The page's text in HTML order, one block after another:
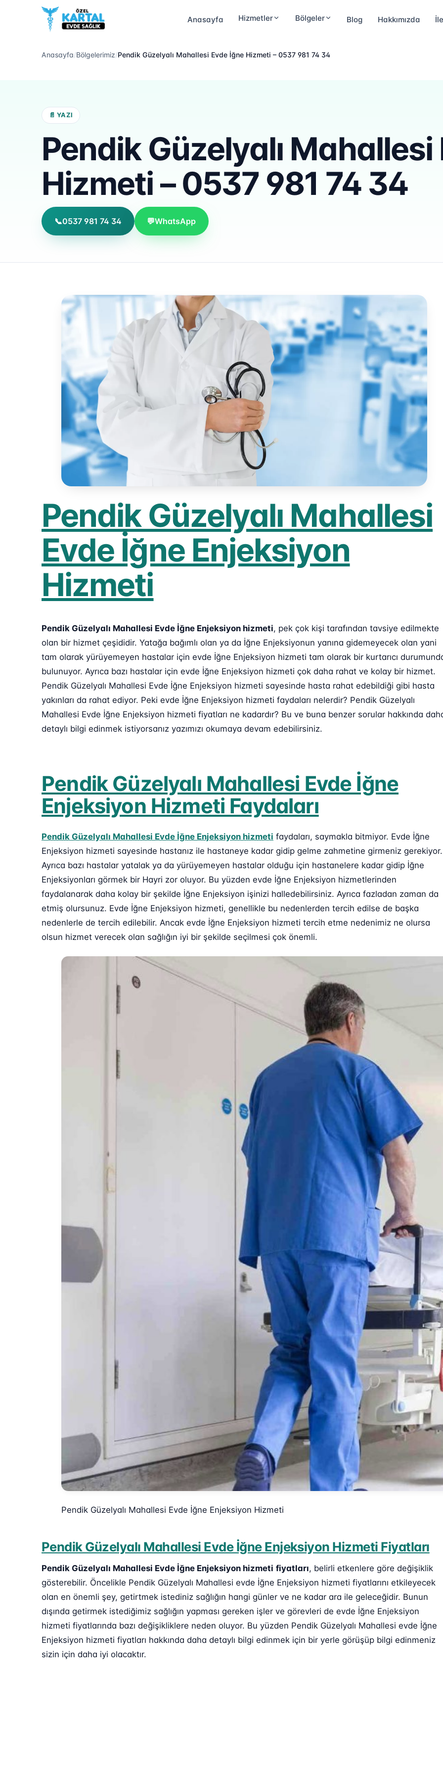
Anasayfa Hizmetler Bölgeler Blog Hakkımızda
Anasayfa/Bölgelerimiz/Pendik Güzelyalı Mahallesi Evde İğne Hizmeti – 0537 981 74 34
📄 YAZI
Pendik Güzelyalı Mahallesi
Hizmeti – 0537 981 74 34
📞0537 981 74 34 💬WhatsApp
Pendik Güzelyalı Mahallesi
Evde İğne Enjeksiyon
Hizmeti
Pendik Güzelyalı Mahallesi Evde İğne Enjeksiyon hizmeti, pek çok kişi tarafından tavsiye edilmekte
olan bir hizmet çeşididir. Yatağa bağımlı olan ya da İğne Enjeksiyonun yanına gidemeyecek olan yani
tam olarak yürüyemeyen hastalar için evde İğne Enjeksiyon hizmeti tam olarak bir kurtarıcı
bulunuyor. Ayrıca bazı hastalar için evde İğne Enjeksiyon hizmeti çok daha rahat ve kolay bir hizmet.
Pendik Güzelyalı Mahallesi Evde İğne Enjeksiyon hizmeti sayesinde hasta rahat edebildiği gibi hasta
yakınları da rahat ediyor. Peki evde İğne Enjeksiyon hizmeti faydaları nelerdir? Pendik Güzelyalı
Mahallesi Evde İğne Enjeksiyon hizmeti fiyatları ne kadardır? Bu ve buna benzer sorular hakkında
detaylı bilgi edinmek istiyorsanız yazımızı okumaya devam edebilirsiniz.
Pendik Güzelyalı Mahallesi Evde İğne
Enjeksiyon Hizmeti Faydaları
Pendik Güzelyalı Mahallesi Evde İğne Enjeksiyon hizmeti faydaları, saymakla bitmiyor. Evde İğne
Enjeksiyon hizmeti sayesinde hastanız ile hastaneye kadar gidip gelme zahmetine girmeniz gerekiyor.
Ayrıca bazı hastalar yatalak ya da yürüyemeyen hastalar olduğu için hastanelere kadar gidip İğne
Enjeksiyonları görmek bir Hayri zor oluyor. Bu yüzden evde İğne Enjeksiyon hizmetlerinden
faydalanarak daha kolay bir şekilde İğne Enjeksiyon işinizi halledebilirsiniz. Ayrıca fazladan zaman da
etmiş olursunuz. Evde İğne Enjeksiyon hizmeti, genellikle bu nedenlerden tercih edilse de başka
nedenlerle de tercih edilebilir. Ancak evde İğne Enjeksiyon hizmeti tercih etme nedenimiz ne olursa
olsun hizmet verecek olan sağlığın iyi bir şekilde seçilmesi çok önemli.
Pendik Güzelyalı Mahallesi Evde İğne Enjeksiyon Hizmeti
Pendik Güzelyalı Mahallesi Evde İğne Enjeksiyon Hizmeti Fiyatları
Pendik Güzelyalı Mahallesi Evde İğne Enjeksiyon hizmeti fiyatları, belirli etkenlere göre değişiklik
gösterebilir. Öncelikle Pendik Güzelyalı Mahallesi evde İğne Enjeksiyon hizmeti fiyatlarını etkileyecek
olan en önemli şey, getirtmek istediniz sağlığın hangi günler ve ne kadar ara ile geleceğidir. Bunun
dışında getirmek istediğimiz sağlığın yapması gereken işler ve görevleri de evde İğne Enjeksiyon
hizmeti fiyatlarında bazı değişikliklere neden oluyor. Bu yüzden Pendik Güzelyalı Mahallesi evde İğne
Enjeksiyon hizmeti fiyatları hakkında daha detaylı bilgi edinmek için bir yerle görüşüp bilgi edinmeniz
sizin için daha iyi olacaktır.